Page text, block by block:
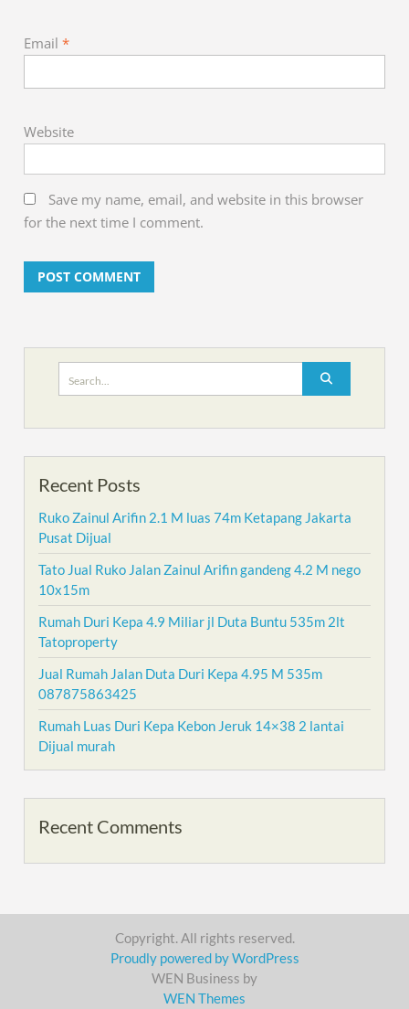
Email*
Website
Save my name, email, and website in this browser
for the next time I comment.
for:
Recent Posts
Ruko Zainul Arifin 2.1 M luas 74m Ketapang Jakarta
Pusat Dijual
Tato Jual Ruko Jalan Zainul Arifin gandeng 4.2 M nego
10x15m
Rumah Duri Kepa 4.9 Miliar jl Duta Buntu 535m 2lt
Tatoproperty
Jual Rumah Jalan Duta Duri Kepa 4.95 M 535m
087875863425
Rumah Luas Duri Kepa Kebon Jeruk 14×38 2 lantai
Dijual murah
Recent Comments
Copyright. All rights reserved.
Proudly powered by WordPress
WEN Business by
WEN Themes